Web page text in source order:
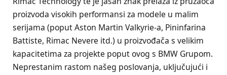
proizvoda visokih performansi za modele u malim
serijama (poput Aston Martin Valkyrie-a, Pininfarina
Battiste, Rimac Nevere itd.) u proizvođača s velikim
kapacitetima za projekte poput ovog s BMW Grupom.
Neprestanim rastom našeg poslovanja, uključujući i